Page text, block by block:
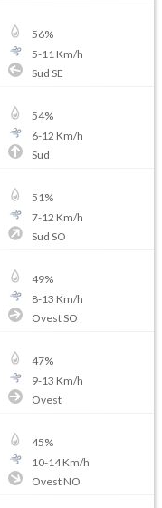
56%
5-11 Km/h
Sud SE
54%
6-12 Km/h
Sud
51%
7-12 Km/h
Sud SO
49%
8-13 Km/h
Ovest SO
47%
9-13 Km/h
Ovest
45%
10-14Km/h
Ovest NO